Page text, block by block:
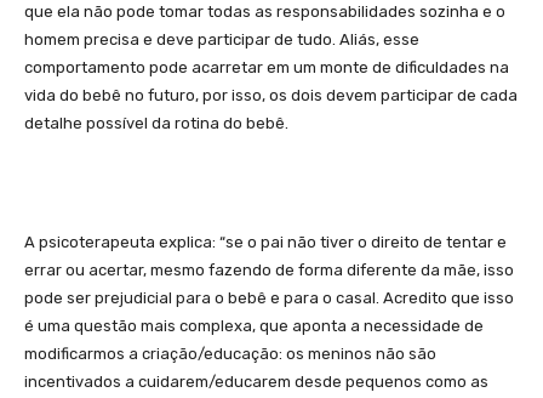
que ela não pode tomar todas as responsabilidades sozinha e o
homem precisa e deve participar de tudo. Aliás, esse
comportamento pode acarretar em um monte de dificuldades na
vida do bebê no futuro, por isso, os dois devem participar de cada
detalhe possível da rotina do bebê.
A psicoterapeuta explica: “se o pai não tiver o direito de tentar e
errar ou acertar, mesmo fazendo de forma diferente da mãe, isso
pode ser prejudicial para o bebê e para o casal. Acredito que isso
é uma questão mais complexa, que aponta a necessidade de
modificarmos a criação/educação: os meninos não são
incentivados a cuidarem/educarem desde pequenos como as